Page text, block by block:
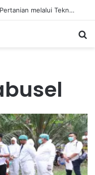
Milenial Petani dan Transformasi Pertanian melalui Teknologi Digital